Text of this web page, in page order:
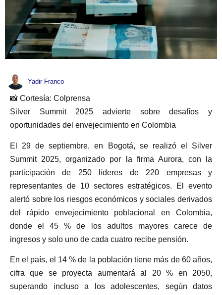
Yadir Franco
📸 Cortesía: Colprensa
Silver Summit 2025 advierte sobre desafíos y
oportunidades del envejecimiento en Colombia
El 29 de septiembre, en Bogotá, se realizó el Silver
Summit 2025, organizado por la firma Aurora, con la
participación de 250 líderes de 220 empresas y
representantes de 10 sectores estratégicos. El evento
alertó sobre los riesgos económicos y sociales derivados
del rápido envejecimiento poblacional en Colombia,
donde el 45 % de los adultos mayores carece de
ingresos y solo uno de cada cuatro recibe pensión.
En el país, el 14 % de la población tiene más de 60 años,
cifra que se proyecta aumentará al 20 % en 2050,
superando incluso a los adolescentes, según datos